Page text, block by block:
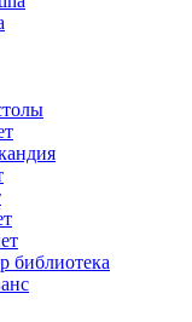
библиотека